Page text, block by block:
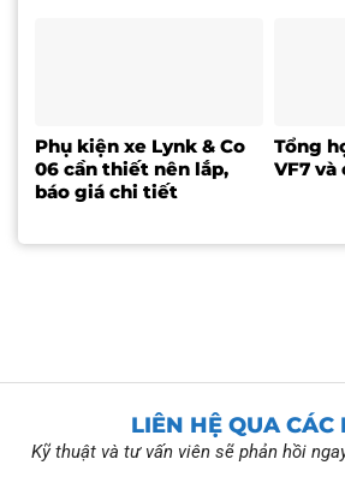
Phụ kiện xe Lynk & Co
06 cần thiết nên lắp,
báo giá chi tiết
Tổng
VF7 và
LIÊN HỆ QUA CÁC
Kỹ thuật và tư vấn viên sẽ phản hồi